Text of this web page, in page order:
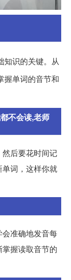
知识的关键。从
握单词的音节和
不会读,老师
后要花时间记
词，这样你就
准确地发音每
握读取音节的